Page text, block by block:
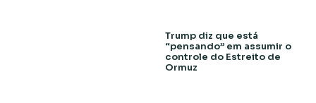
Trump diz que está
“pensando” em assumir o
controle do Estreito de
Ormuz